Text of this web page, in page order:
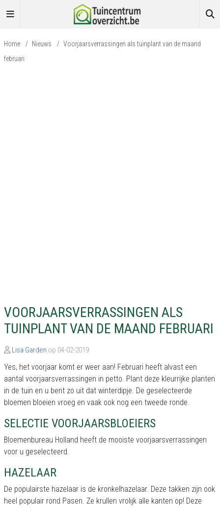
Home / Nieuws / Voorjaarsverrassingen als tuinplant van de maand
februari
VOORJAARSVERRASSINGEN ALS
TUINPLANT VAN DE MAAND FEBRUARI
Lisa Garden op 04-02-2019
Yes, het voorjaar komt er weer aan! Februari heeft alvast een
aantal voorjaarsverrassingen in petto. Plant deze kleurrijke planten
in de tuin en u bent zo uit dat winterdipje. De geselecteerde
bloemen bloeien vroeg en vaak ook nog een tweede ronde.
SELECTIE VOORJAARSBLOEIERS
Bloemenbureau Holland heeft de mooiste voorjaarsverrassingen
voor u geselecteerd.
HAZELAAR
De populairste hazelaar is de kronkelhazelaar. Deze takken zijn ook
heel populair rond Pasen. Ze krullen vrolijk alle kanten op! Deze